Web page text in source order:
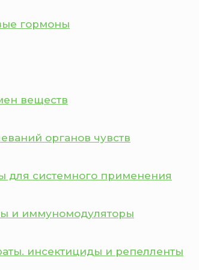
гормоны
веществ
органов чувств
для системного применения
и иммуномодуляторы
инсектициды и репелленты